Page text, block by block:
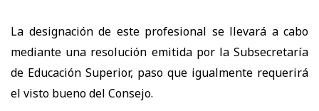
La designación de este profesional se llevará a cabo
mediante una resolución emitida por la Subsecretaría
de Educación Superior, paso que igualmente requerirá
el visto bueno del Consejo.